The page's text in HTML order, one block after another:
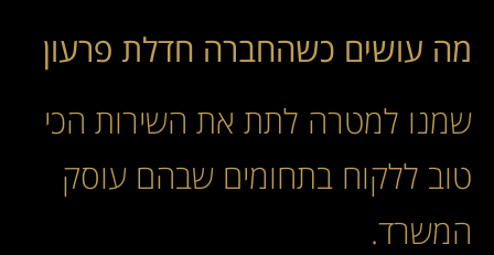
מה עושים כשהחברה חדלת פרעון
שמנו למטרה לתת את השירות הכי
טוב ללקוח בתחומים שבהם עוסק
המשרד.